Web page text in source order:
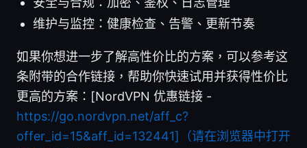
维护与监控：健康检查、告警、更新节奏
如果你想进一步了解高性价比的方案，可以参考这
条附带的合作链接，帮助你快速试用并获得性价比
更高的方案：[NordVPN 优惠链接 -
https://go.nordvpn.net/aff_c?
offer_id=15&aff_id=132441]（请在浏览器中打开